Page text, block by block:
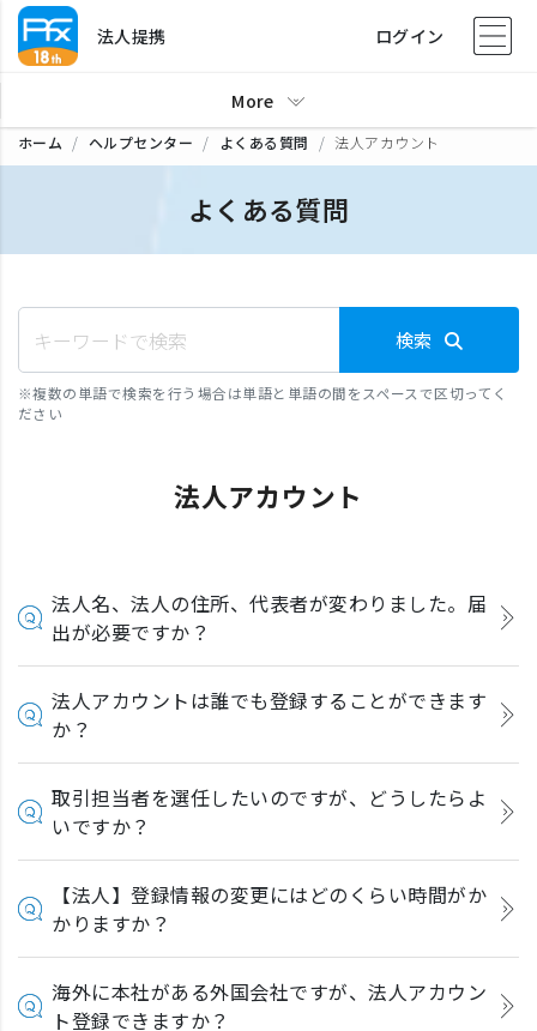
法人提携 ログイン
More
ホーム ヘルプセンター よくある質問 法人アカウント
よくある質問
検索
※複数の単語で検索を行う場合は単語と単語の間をスペースで区切ってく
ださい
法人アカウント
法人名、法人の住所、代表者が変わりました。届
出が必要ですか？
法人アカウントは誰でも登録することができます
か？
取引担当者を選任したいのですが、どうしたらよ
いですか？
【法人】登録情報の変更にはどのくらい時間がか
かりますか？
海外に本社がある外国会社ですが、法人アカウン
ト登録できますか？